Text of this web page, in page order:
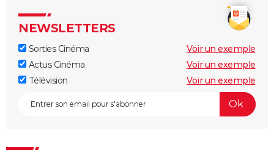
NEWSLETTERS
Sorties Cinéma
Voir un exemple
Actus Cinéma
Voir un exemple
Télévision
Voir un exemple